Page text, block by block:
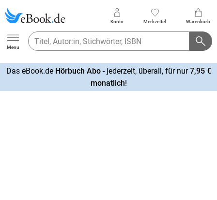
Ebook.de
Menu
Konto Merkzettel Warenkorb
Das eBook.de Hörbuch Abo- jederzeit, überall, für nur7,95 €
monatlich!